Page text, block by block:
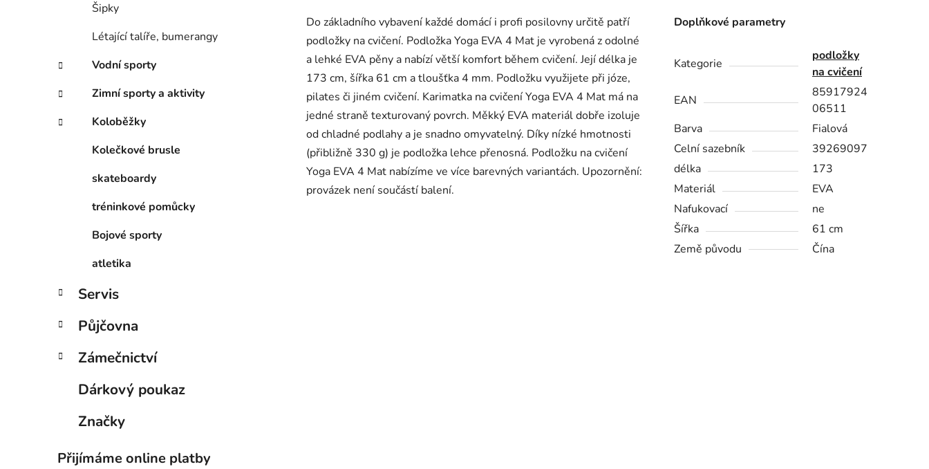
Šipky
Létající talíře, bumerangy
Vodní sporty
Zimní sporty a aktivity
Koloběžky
Kolečkové brusle
skateboardy
tréninkové pomůcky
Bojové sporty
atletika
Servis
Půjčovna
Zámečnictví
Dárkový poukaz
Značky
Přijímáme online platby
Do základního vybavení každé domácí i profi posilovny určitě patří
podložky na cvičení. Podložka Yoga EVA 4 Mat je vyrobená z odolné
a lehké EVA pěny a nabízí větší komfort během cvičení. Její délka je
173 cm, šířka 61 cm a tloušťka 4 mm. Podložku využijete při józe,
pilates či jiném cvičení. Karimatka na cvičení Yoga EVA 4 Mat má na
jedné straně texturovaný povrch. Měkký EVA materiál dobře izoluje
od chladné podlahy a je snadno omyvatelný. Díky nízké hmotnosti
(přibližně 330 g) je podložka lehce přenosná. Podložku na cvičení
Yoga EVA 4 Mat nabízíme ve více barevných variantách. Upozornění:
provázek není součástí balení.
Doplňkové parametry
Kategorie
podložky
na cvičení
EAN
85917924
06511
Barva
Fialová
Celní sazebník
39269097
délka
173
Materiál
EVA
Nafukovací
ne
Šířka
61 cm
Země původu
Čína